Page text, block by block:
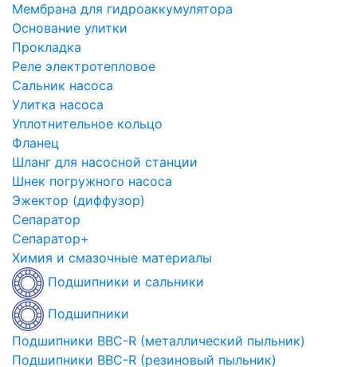
Мембрана для гидроаккумулятора
Основание улитки
Прокладка
Реле электротепловое
Сальник насоса
Улитка насоса
Уплотнительное кольцо
Фланец
Шланг для насосной станции
Шнек погружного насоса
Эжектор (диффузор)
Сепаратор
Сепаратор+
Химия и смазочные материалы
Подшипники и сальники
Подшипники
Подшипники BBC-R (металлический пыльник)
Подшипники BBC-R (резиновый пыльник)